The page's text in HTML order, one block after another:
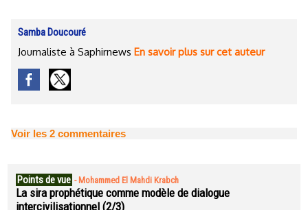
Samba Doucouré
Journaliste à Saphirnews En savoir plus sur cet auteur
Voir les 2 commentaires
Points de vue - Mohammed El Mahdi Krabch
La sira prophétique comme modèle de dialogue
intercivilisationnel (2/3)